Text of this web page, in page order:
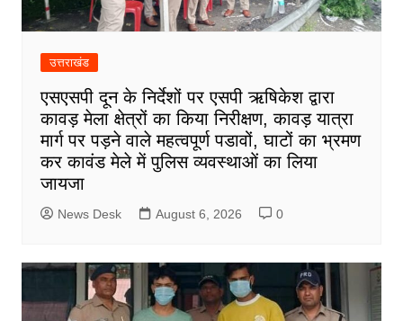
उत्तराखंड
एसएसपी दून के निर्देशों पर एसपी ऋषिकेश द्वारा
कावड़ मेला क्षेत्रों का किया निरीक्षण, कावड़ यात्रा
मार्ग पर पड़ने वाले महत्वपूर्ण पडावों, घाटों का भ्रमण
कर कावंड मेले में पुलिस व्यवस्थाओं का लिया
जायजा
News Desk August 6, 2026 0